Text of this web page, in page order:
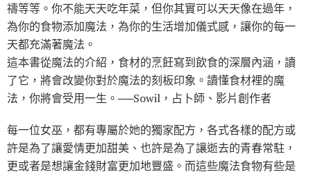
禱等等。你不能天天吃年菜，但你其實可以天天像在過年，
為你的食物添加魔法，為你的生活增加儀式感，讓你的每一
天都充滿著魔法。
這本書從魔法的介紹，食材的烹飪寫到飲食的深層內涵，讀
了它，將會改變你對於魔法的刻板印象。讀懂食材裡的魔
法，你將會受用一生。──Sowil，占卜師、影片創作者
每一位女巫，都有專屬於她的獨家配方，各式各樣的配方或
許是為了讓愛情更加甜美、也許是為了讓逝去的青春常駐，
更或者是想讓金錢財富更加地豐盛。而這些魔法食物有些是